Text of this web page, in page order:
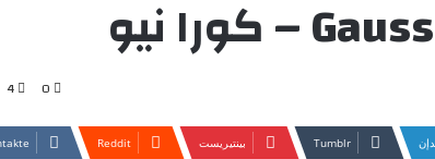
0
4
بينتيريست